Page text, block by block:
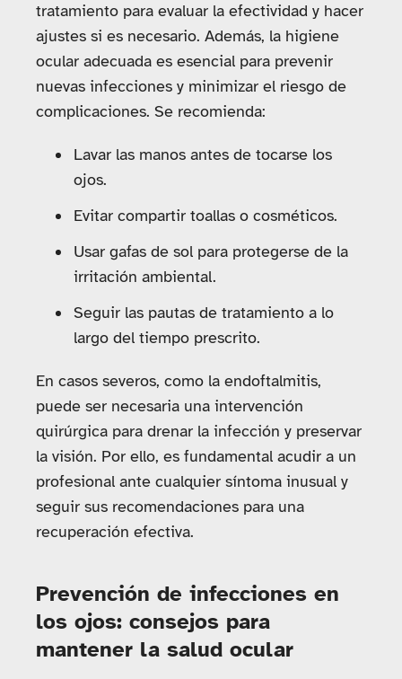
tratamiento para evaluar la efectividad y hacer
ajustes si es necesario. Además, la higiene
ocular adecuada es esencial para prevenir
nuevas infecciones y minimizar el riesgo de
complicaciones. Se recomienda:
Lavar las manos antes de tocarse los
ojos.
Evitar compartir toallas o cosméticos.
Usar gafas de sol para protegerse de la
irritación ambiental.
Seguir las pautas de tratamiento a lo
largo del tiempo prescrito.
En casos severos, como la endoftalmitis,
puede ser necesaria una intervención
quirúrgica para drenar la infección y preservar
la visión. Por ello, es fundamental acudir a un
profesional ante cualquier síntoma inusual y
seguir sus recomendaciones para una
recuperación efectiva.
Prevención de infecciones en
los ojos: consejos para
mantener la salud ocular